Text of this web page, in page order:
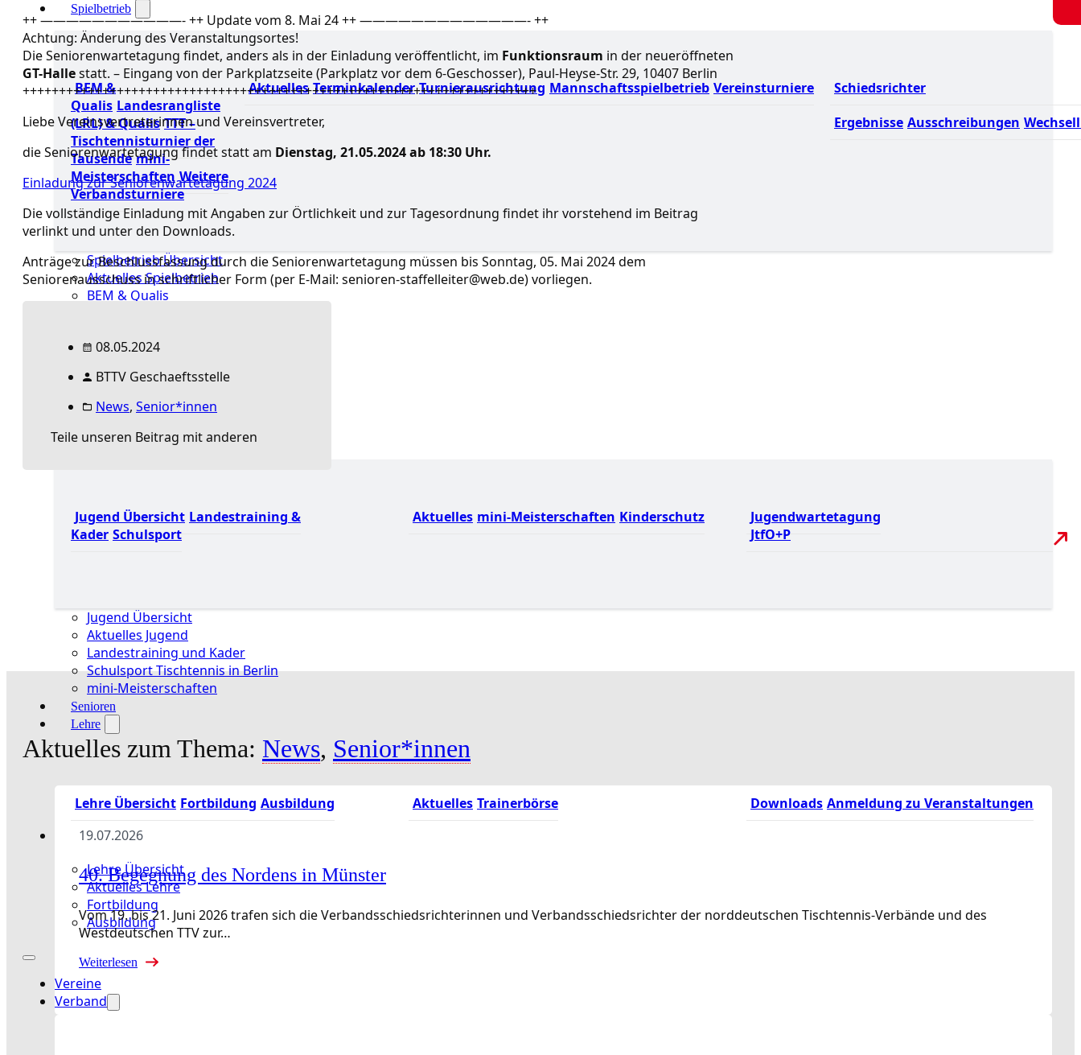
Spielbetrieb
BEM &
Qualis Landesrangliste
(LRL) & Qualis TTT –
Tischtennisturnier der
Tausende mini-
Meisterschaften Weitere
Verbandsturniere
Aktuelles Terminkalender Turnierausrichtung Mannschaftsspielbetrieb Vereinsturniere
Schiedsrichter
Ergebnisse Ausschreibungen
Spielbetrieb Übersicht
Aktuelles Spielbetrieb
BEM & Qualis
mini-Meisterschaften
Terminkalender
Turnierausrichtung
Jugend
Jugend Übersicht Landestraining &
Kader Schulsport
Aktuelles mini-Meisterschaften Kinderschutz
Jugendwartetagung
JtfO+P
Jugend Übersicht
Aktuelles Jugend
Landestraining und Kader
Schulsport Tischtennis in Berlin
mini-Meisterschaften
Senioren
Lehre
Lehre Übersicht Fortbildung Ausbildung Aktuelles Trainerbörse Downloads Anmeldung zu Veranstaltungen
Lehre Übersicht
Aktuelles Lehre
Fortbildung
Ausbildung
Vereine
Verband
++ ———————————- ++ Update vom 8. Mai 24 ++ —————————————- ++
Achtung: Änderung des Veranstaltungsortes!
Die Seniorenwartetagung findet, anders als in der Einladung veröffentlicht, im Funktionsraum in der neueröffneten
GT-Hallestatt. – Eingang von der Parkplatzseite (Parkplatz vor dem 6-Geschosser), Paul-Heyse-Str. 29, 10407 Berlin
+++++++++++++++++++++++++++++++++++++++++++++++++++++++++++++++++++++++
Liebe Vereinsvertreterinnen und Vereinsvertreter,
die Seniorenwartetagung findet statt am Dienstag, 21.05.2024 ab 18:30 Uhr.
Einladung zur Seniorenwartetagung 2024
Die vollständige Einladung mit Angaben zur Örtlichkeit und zur Tagesordnung findet ihr vorstehend im Beitrag
verlinkt und unter den Downloads.
Anträge zur Beschlussfassung durch die Seniorenwartetagung müssen bis Sonntag, 05. Mai 2024 dem
Seniorenausschuss in schriftlicher Form (per E-Mail: senioren-staffelleiter@web.de) vorliegen.
08.05.2024
BTTV Geschaeftsstelle
News, Senior*innen
Teile unseren Beitrag mit anderen
Aktuelles zum Thema: News, Senior*innen
19.07.2026
40. Begegnung des Nordens in Münster
Vom 19. bis 21. Juni 2026 trafen sich die Verbandsschiedsrichterinnen und Verbandsschiedsrichter der norddeutschen Tischtennis-Verbände und des
Westdeutschen TTV zur…
Weiterlesen